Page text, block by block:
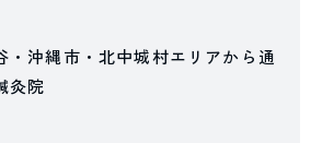
・沖縄市・北中城村エリアから通
灸院